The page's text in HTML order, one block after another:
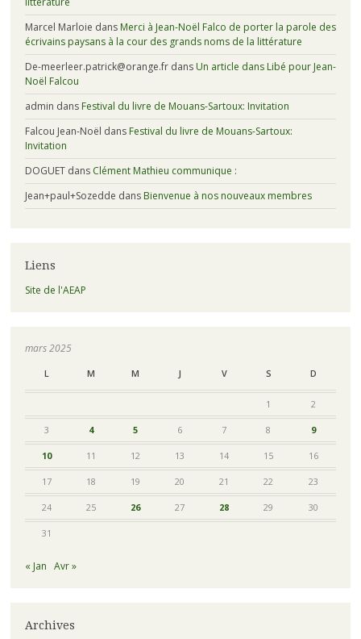
Marcel Marloie dans Merci à Jean-Noël Falco de porter la parole des
écrivains paysans à la cour des grands noms de la littérature
De-meerleer.patrick@orange.frdans Un article dans Libé pour Jean-
Noël Falcou
admin dans Festival du livre de Mouans-Sartoux: Invitation
Falcou Jean-Noël dans Festival du livre de Mouans-Sartoux:
Invitation
DOGUETdans Clément Mathieu communique :
Jean+paul+Sozedde dans Bienvenue à nos nouveaux membres
Liens
Site de l'AEAP
mars 2025
L M M J V S D
1 2
3 4 5 6 7 8 9
10 11 12 13 14 15 16
17 18 19 20 21 22 23
24 25 26 27 28 29 30
31
« Jan Avr »
Archives